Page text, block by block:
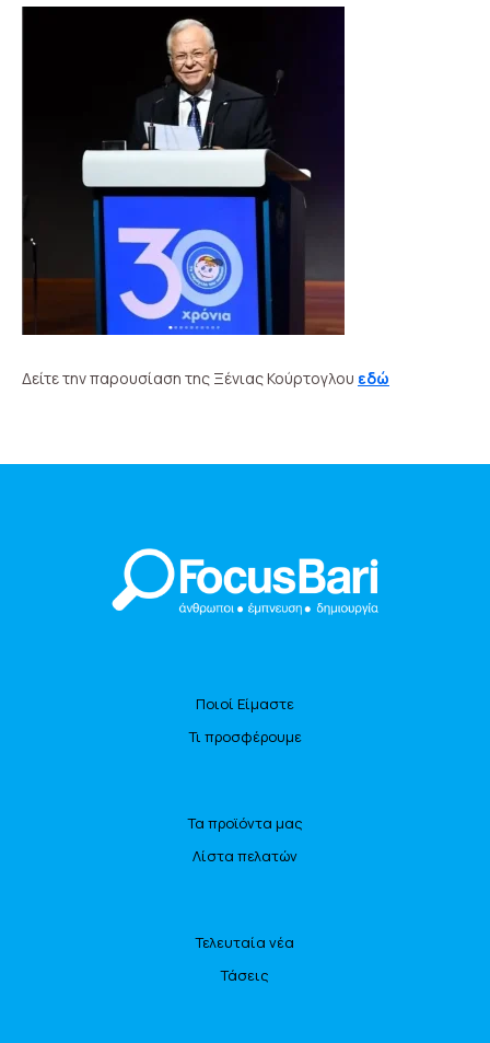
Δείτε την παρουσίαση της Ξένιας Κούρτογλου εδώ
Ποιοί Είμαστε
Τι προσφέρουμε
Τα προϊόντα μας
Λίστα πελατών
Τελευταία νέα
Τάσεις